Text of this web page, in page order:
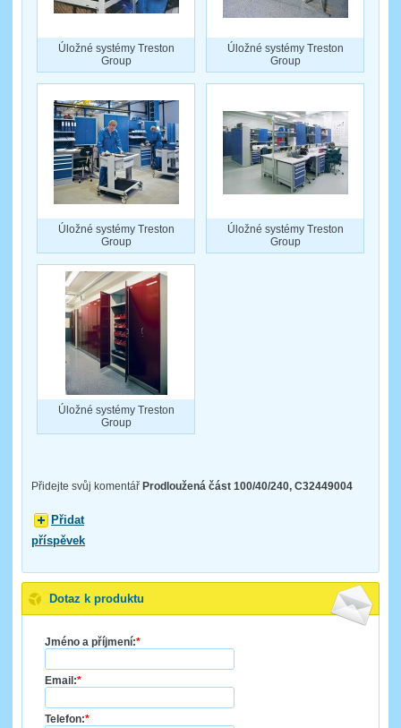
Úložné systémy Treston
Group
Úložné systémy Treston
Group
Úložné systémy Treston
Group
Úložné systémy Treston
Group
Úložné systémy Treston
Group
Přidejte svůj komentář Prodloužená část 100/40/240, C32449004
Přidat
příspěvek
Dotaz k produktu
Jméno a příjmení:*
Email:*
Telefon:*